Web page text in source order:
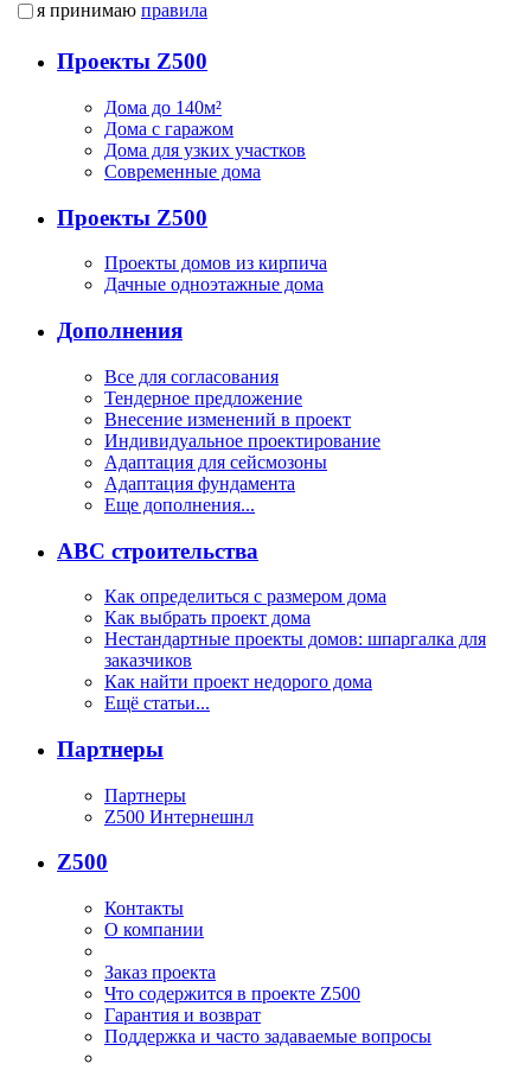
я принимаю правила
Проекты Z500
Дома до 140м²
Дома с гаражом
Дома для узких участков
Современные дома
Проекты Z500
Проекты домов из кирпича
Дачные одноэтажные дома
Дополнения
Все для согласования
Тендерное предложение
Внесение изменений в проект
Индивидуальное проектирование
Адаптация для сейсмозоны
Адаптация фундамента
Еще дополнения...
ABC строительства
Как определиться с размером дома
Как выбрать проект дома
Нестандартные проекты домов: шпаргалка для
заказчиков
Как найти проект недорого дома
Ещё статьи...
Партнеры
Партнеры
Z500 Интернешнл
Z500
Контакты
О компании
Заказ проекта
Что содержится в проекте Z500
Гарантия и возврат
Поддержка и часто задаваемые вопросы